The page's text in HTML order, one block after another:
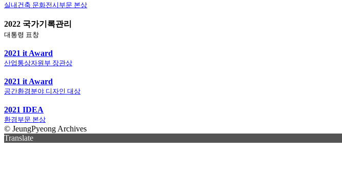
실내건축 문화전시부문 본상
2022 국가기록관리
대통령 표창
2021 it Award
산업통상자원부 장관상
2021 it Award
공간환경분야 디자인 대상
2021 IDEA
환경부문 본상
© JeungPyeong Archives
Translate